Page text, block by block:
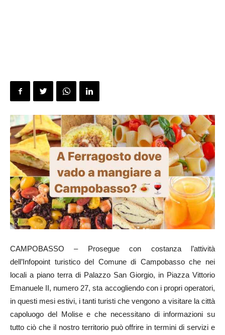
CAMPOBASSO – Prosegue con costanza l’attività
dell’Infopoint turistico del Comune di Campobasso che nei
locali a piano terra di Palazzo San Giorgio, in Piazza Vittorio
Emanuele II, numero 27, sta accogliendo con i propri operatori,
in questi mesi estivi, i tanti turisti che vengono a visitare la città
capoluogo del Molise e che necessitano di informazioni su
tutto ciò che il nostro territorio può offrire in termini di servizi e